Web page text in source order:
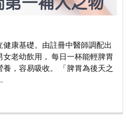
康基礎。由註冊中醫師調配出
老幼飲用， 每日一杯能輕脾胃
，容易吸收。 「脾胃為後天之